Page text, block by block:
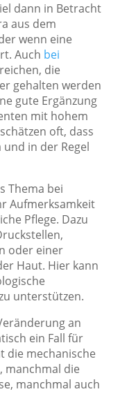
dann in Betracht
aus dem
wenn eine
Auch bei
die
gehalten werden
gute Ergänzung
mit hohem
oft, dass
in der Regel
Thema bei
Aufmerksamkeit
Pflege. Dazu
oder einer
Haut. Hier kann
unterstützen.
an
ein Fall für
die mechanische
manchmal die
manchmal auch